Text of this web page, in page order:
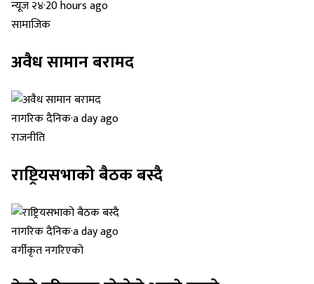
न्यूज २४·20 hours ago
सामाजिक
अवैध सामान बरामद
नागरिक दैनिक·a day ago
राजनीति
राष्ट्रियसभाको बैठक बस्दै
नागरिक दैनिक·a day ago
वर्गीकृत नगरिएको